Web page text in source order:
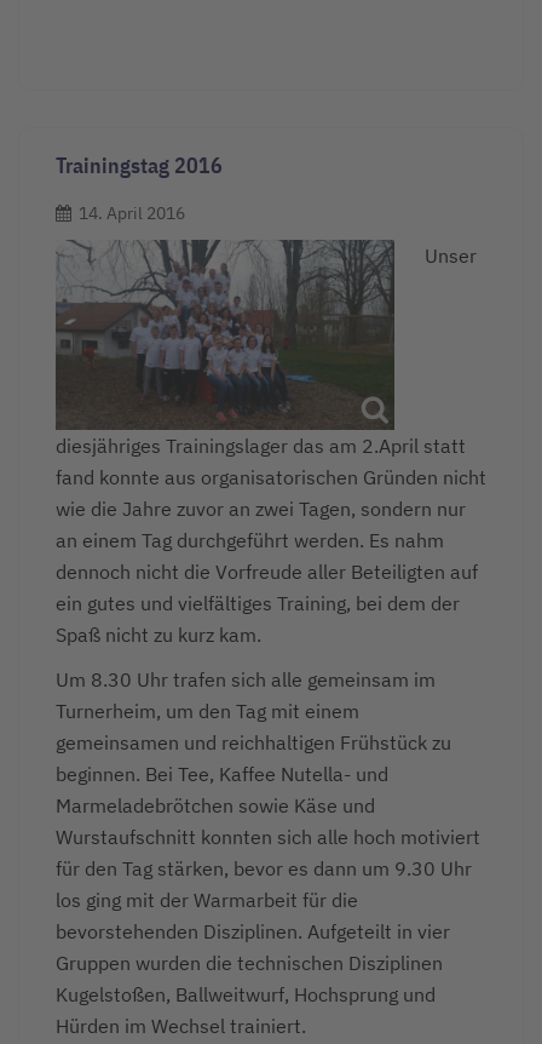
Trainingstag 2016
14. April 2016
Unser
diesjähriges Trainingslager das am 2.April statt
fand konnte aus organisatorischen Gründen nicht
wie die Jahre zuvor an zwei Tagen, sondern nur
an einem Tag durchgeführt werden. Es nahm
dennoch nicht die Vorfreude aller Beteiligten auf
ein gutes und vielfältiges Training, bei dem der
Spaß nicht zu kurz kam.
Um 8.30 Uhr trafen sich alle gemeinsam im
Turnerheim, um den Tag mit einem
gemeinsamen und reichhaltigen Frühstück zu
beginnen. Bei Tee, Kaffee Nutella- und
Marmeladebrötchen sowie Käse und
Wurstaufschnitt konnten sich alle hoch motiviert
für den Tag stärken, bevor es dann um 9.30 Uhr
los ging mit der Warmarbeit für die
bevorstehenden Disziplinen. Aufgeteilt in vier
Gruppen wurden die technischen Disziplinen
Kugelstoßen, Ballweitwurf, Hochsprung und
Hürden im Wechsel trainiert.